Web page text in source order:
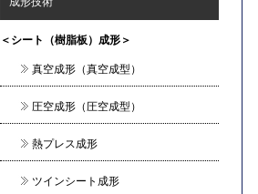
＜シート（樹脂板）成形＞
真空成形（真空成型）
圧空成形（圧空成型）
熱プレス成形
ツインシート成形